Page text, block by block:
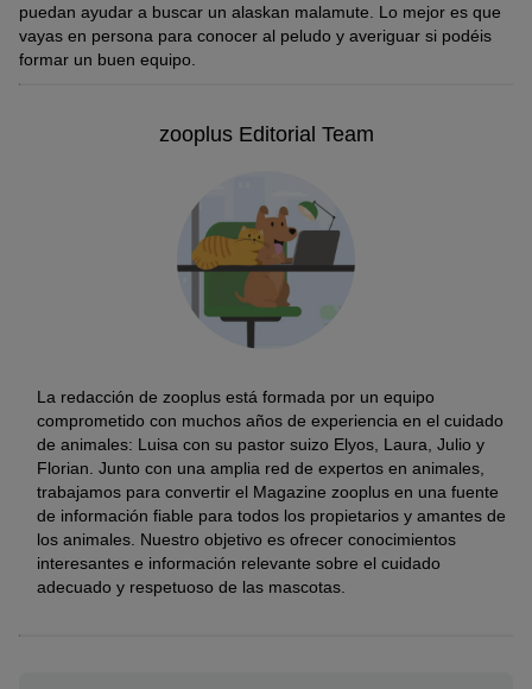
puedan ayudar a buscar un alaskan malamute. Lo mejor es que
vayas en persona para conocer al peludo y averiguar si podéis
formar un buen equipo.
zooplus Editorial Team
La redacción de zooplus está formada por un equipo
comprometido con muchos años de experiencia en el cuidado
de animales: Luisa con su pastor suizo Elyos, Laura, Julio y
Florian. Junto con una amplia red de expertos en animales,
trabajamos para convertir el Magazine zooplus en una fuente
de información fiable para todos los propietarios y amantes de
los animales. Nuestro objetivo es ofrecer conocimientos
interesantes e información relevante sobre el cuidado
adecuado y respetuoso de las mascotas.